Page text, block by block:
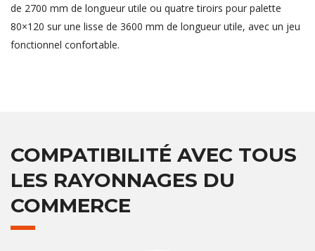
de 2700 mm de longueur utile ou quatre tiroirs pour palette
80×120 sur une lisse de 3600 mm de longueur utile, avec un jeu
fonctionnel confortable.
COMPATIBILITÉ AVEC TOUS
LES RAYONNAGES DU
COMMERCE